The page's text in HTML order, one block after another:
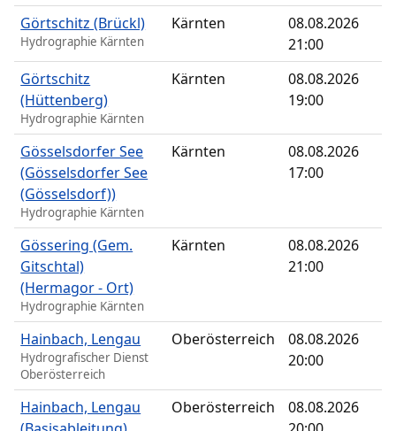
Görtschitz (Brückl)
Hydrographie Kärnten
Kärnten
08.08.2026
21:00
Görtschitz
(Hüttenberg)
Hydrographie Kärnten
Kärnten
08.08.2026
19:00
Gösselsdorfer See
(Gösselsdorfer See
(Gösselsdorf))
Hydrographie Kärnten
Kärnten
08.08.2026
17:00
Gössering (Gem.
Gitschtal)
(Hermagor - Ort)
Hydrographie Kärnten
Kärnten
08.08.2026
21:00
Hainbach, Lengau
Hydrografischer Dienst
Oberösterreich
Oberösterreich
08.08.2026
20:00
Hainbach, Lengau
Oberösterreich
08.08.2026